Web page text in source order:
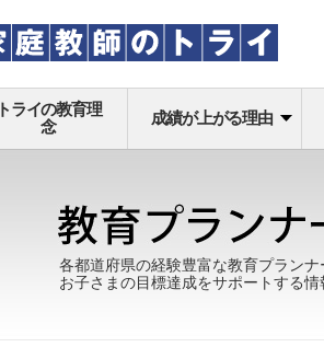
トライの教育理
念
成績が上がる理由
各都道府県の経験豊富な教育プラン
お子さまの目標達成をサポートする情